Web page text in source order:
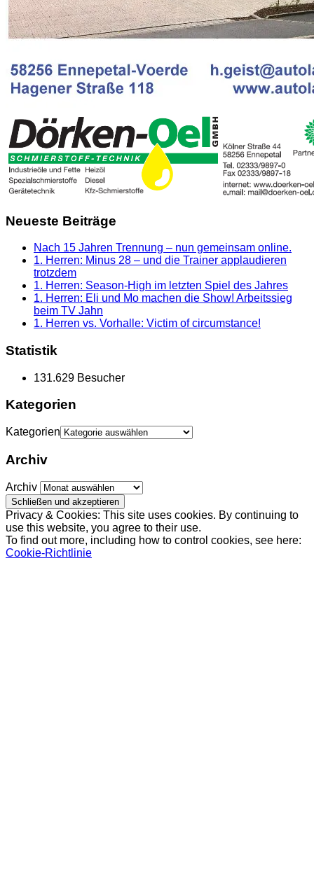
Neueste Beiträge
Nach 15 Jahren Trennung – nun gemeinsam online.
1. Herren: Minus 28 – und die Trainer applaudieren
trotzdem
1. Herren: Season-High im letzten Spiel des Jahres
1. Herren: Eli und Mo machen die Show! Arbeitssieg
beim TV Jahn
1. Herren vs. Vorhalle: Victim of circumstance!
Statistik
131.629 Besucher
Kategorien
Kategorien
Archiv
Archiv
Privacy & Cookies: This site uses cookies. By continuing to
use this website, you agree to their use.
To find out more, including how to control cookies, see here:
Cookie-Richtlinie